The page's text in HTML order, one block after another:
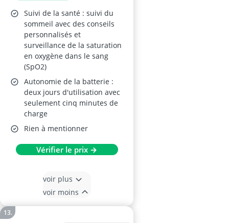
Suivi de la santé : suivi du
sommeil avec des conseils
personnalisés et
surveillance de la saturation
en oxygène dans le sang
(SpO2)
Autonomie de la batterie :
deux jours d'utilisation avec
seulement cinq minutes de
charge
Rien à mentionner
Vérifier le prix →
voir plus
voir moins